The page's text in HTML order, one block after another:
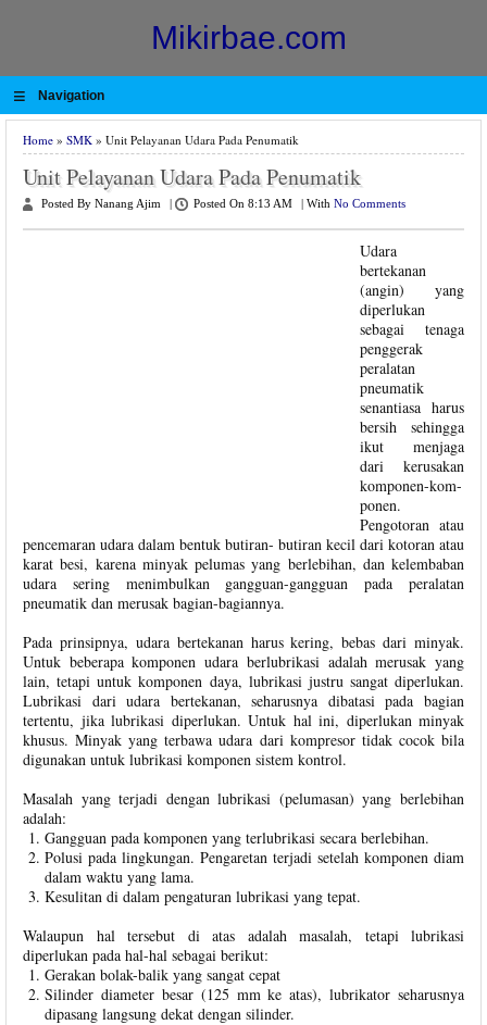
Mikirbae.com
≡ Navigation
Home » SMK » Unit Pelayanan Udara Pada Penumatik
Unit Pelayanan Udara Pada Penumatik
Posted By Nanang Ajim Posted On 8:13 AM With No Comments
Udara
bertekanan
(angin) yang
diperlukan
sebagai tenaga
penggerak
peralatan
pneumatik
senantiasa harus
bersih sehingga
ikut menjaga
dari kerusakan
komponen-kom-
ponen.
Pengotoran atau
pencemaran udara dalam bentuk butiran- butiran kecil dari kotoran atau
karat besi, karena minyak pelumas yang berlebihan, dan kelembaban
udara sering menimbulkan gangguan-gangguan pada peralatan
pneumatik dan merusak bagian-bagiannya.
Pada prinsipnya, udara bertekanan harus kering, bebas dari minyak.
Untuk beberapa komponen udara berlubrikasi adalah merusak yang
lain, tetapi untuk komponen daya, lubrikasi justru sangat diperlukan.
Lubrikasi dari udara bertekanan, seharusnya dibatasi pada bagian
tertentu, jika lubrikasi diperlukan. Untuk hal ini, diperlukan minyak
khusus. Minyak yang terbawa udara dari kompresor tidak cocok bila
digunakan untuk lubrikasi komponen sistem kontrol.
Masalah yang terjadi dengan lubrikasi (pelumasan) yang berlebihan
adalah:
Gangguan pada komponen yang terlubrikasi secara berlebihan.
Polusi pada lingkungan. Pengaretan terjadi setelah komponen diam
dalam waktu yang lama.
Kesulitan di dalam pengaturan lubrikasi yang tepat.
Walaupun hal tersebut di atas adalah masalah, tetapi lubrikasi
diperlukan pada hal-hal sebagai berikut:
Gerakan bolak-balik yang sangat cepat
Silinder diameter besar (125 mm ke atas), lubrikator seharusnya
dipasang langsung dekat dengan silinder.